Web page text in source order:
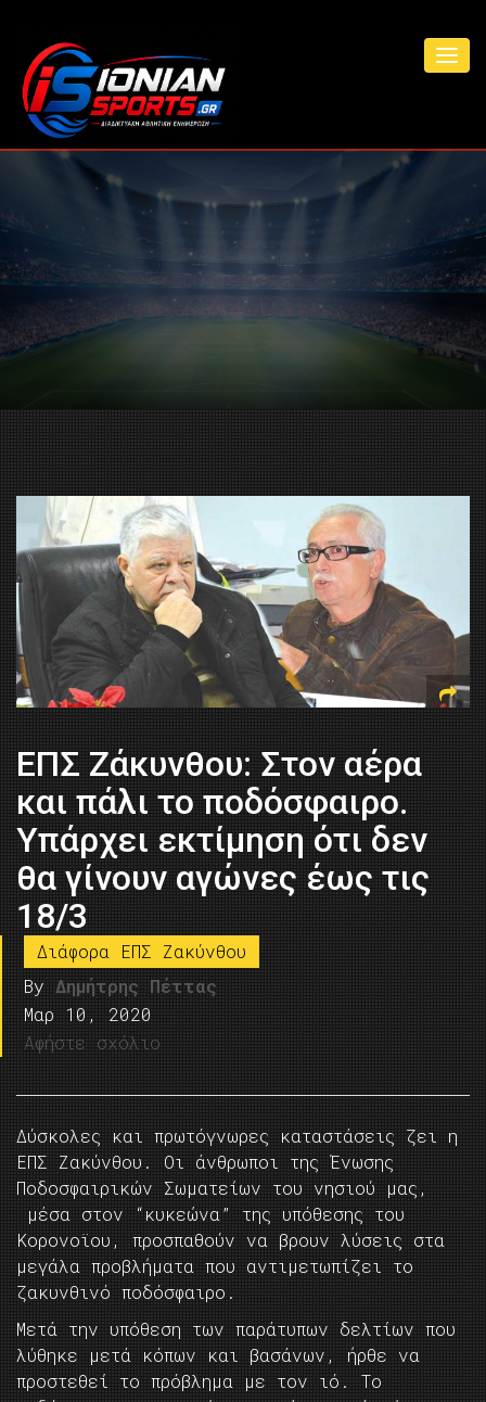
ΕΠΣ Ζάκυνθου: Στον αέρα
και πάλι το ποδόσφαιρο.
Υπάρχει εκτίμηση ότι δεν
θα γίνουν αγώνες έως τις
18/3
Διάφορα ΕΠΣ Ζακύνθου
By Δημήτρης Πέττας
Μαρ 10, 2020
Αφήστε σχόλιο
Δύσκολες και πρωτόγνωρες καταστάσεις ζει η
ΕΠΣ Ζακύνθου. Οι άνθρωποι της Ένωσης
Ποδοσφαιρικών Σωματείων του νησιού μας,
μέσα στον “κυκεώνα” της υπόθεσης του
Κορονοϊου, προσπαθούν να βρουν λύσεις στα
μεγάλα προβλήματα που αντιμετωπίζει το
ζακυνθινό ποδόσφαιρο.
Μετά την υπόθεση των παράτυπων δελτίων που
λύθηκε μετά κόπων και βασάνων, ήρθε να
προστεθεί το πρόβλημα με τον ιό. Το